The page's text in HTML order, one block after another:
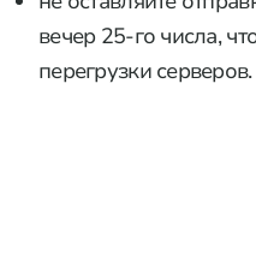
вечер 25-го числа,
перегрузки серверов.